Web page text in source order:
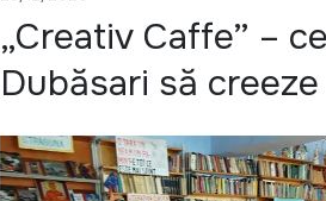
„Creativ Caffe” –
Dubăsari să creeze